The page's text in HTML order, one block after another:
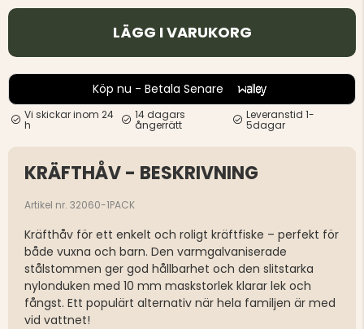
LÄGG I VARUKORG
Köp nu - Betala Senare
Vi skickar inom 24
h
14 dagars
ångerrätt
Leveranstid 1-
5dagar
KRÄFTHÅV - BESKRIVNING
Artikel nr. 32060-1PACK
Kräfthåv för ett enkelt och roligt kräftfiske – perfekt för
både vuxna och barn. Den varmgalvaniserade
stålstommen ger god hållbarhet och den slitstarka
nylonduken med 10 mm maskstorlek klarar lek och
fångst. Ett populärt alternativ när hela familjen är med
vid vattnet!